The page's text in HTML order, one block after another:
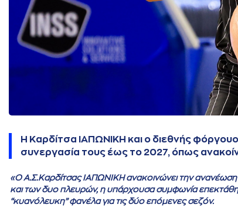
Η Καρδίτσα ΙΑΠΩΝΙΚΗ και ο διεθνής
συνεργασία τους έως το 2027, όπως
«Ο Α.Σ.Καρδίτσας ΙΑΠΩΝΙΚΗ ανακοινώνει την
και των δυο πλευρών, η υπάρχουσα συμφωνία
“κυανόλευκη” φανέλα για τις δύο επόμενες σεζόν.